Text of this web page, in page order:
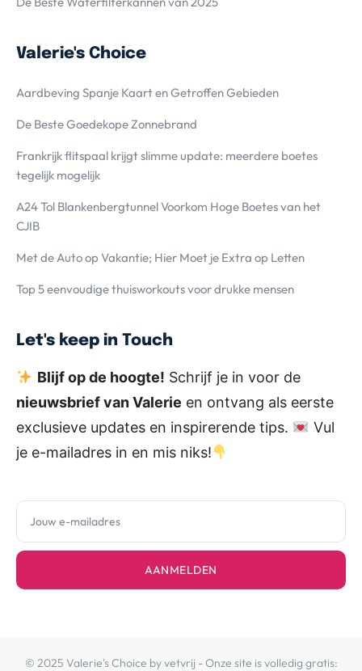
Valerie's Choice
Aardbeving Spanje Kaart en Getroffen Gebieden
De Beste Goedekope Zonnebrand
Frankrijk flitspaal krijgt slimme update: meerdere boetes
tegelijk mogelijk
A24 Tol Blankenbergtunnel Voorkom Hoge Boetes van het
CJIB
Met de Auto op Vakantie; Hier Moet je Extra op Letten
Top 5 eenvoudige thuisworkouts voor drukke mensen
Let's keep in Touch
Blijf op de hoogte! Schrijf je in voor de
nieuwsbrief van Valerie en ontvang als eerste
exclusieve updates en inspirerende tips.
Vul
je e-mailadres in en mis niks!
AANMELDEN
© 2025 Valerie's Choice by vetvrij - Onze site is volledig gratis: